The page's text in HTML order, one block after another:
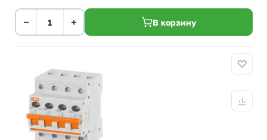
− + В корзину